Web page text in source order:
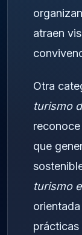
atraen
Otra
turismo
que
turismo
prácticas